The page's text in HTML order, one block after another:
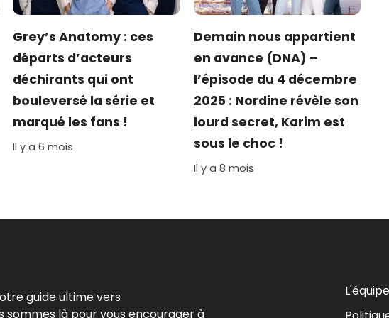
Grey’s Anatomy : ces
départs d’acteurs
déchirants qui ont
bouleversé la série et
marqué les fans !
Il y a 6 mois
Demain nous appartient
en avance (DNA) –
l’épisode du 4 décembre
2025 : Nordine révèle son
lourd secret, Karim est
sous le choc !
Il y a 8 mois
guide ultime vers
sommes là pour vous encourager à
L'équipe